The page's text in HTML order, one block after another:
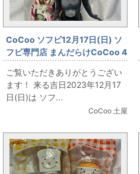
CoCoo ソフビ12月17日(日) ソ
フビ専門店 まんだらけCoCoo 4
周年記念 「旧バンダイ ドクダリ
アンキングサイズ 370㎜ 台紙ヘ
ッダー袋付き」
ご覧いただきありがとうござい
ます！ 来る吉日2023年12月17
日(日)は ソフ...
CoCoo 土屋